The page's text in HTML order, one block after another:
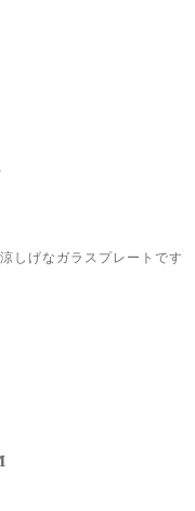
しげなガラスプレートです